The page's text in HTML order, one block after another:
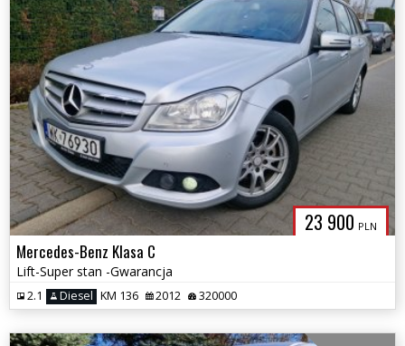
23 900 PLN
Mercedes-Benz Klasa C
Lift-Super stan -Gwarancja
2.1 Diesel KM 136 2012 320000